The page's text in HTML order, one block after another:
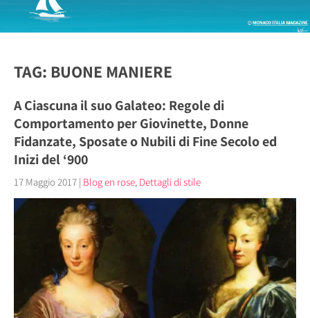
TAG: BUONE MANIERE
A Ciascuna il suo Galateo: Regole di
Comportamento per Giovinette, Donne
Fidanzate, Sposate o Nubili di Fine Secolo ed
Inizi del ‘900
17 Maggio 2017 | Blog en rose, Dettagli di stile